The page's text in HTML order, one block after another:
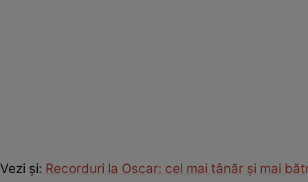
Vezi și: Recorduri la Oscar: cel mai tânăr și mai